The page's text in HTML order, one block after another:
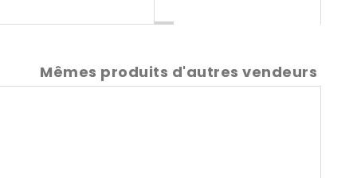
Mêmes produits d'autres vendeurs